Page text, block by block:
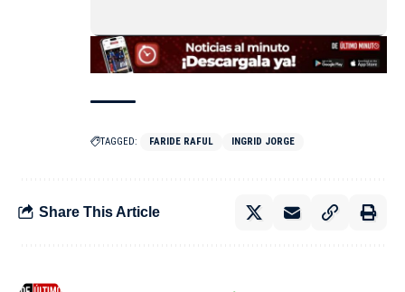
TAGGED: FARIDE RAFUL INGRID JORGE
Share This Article